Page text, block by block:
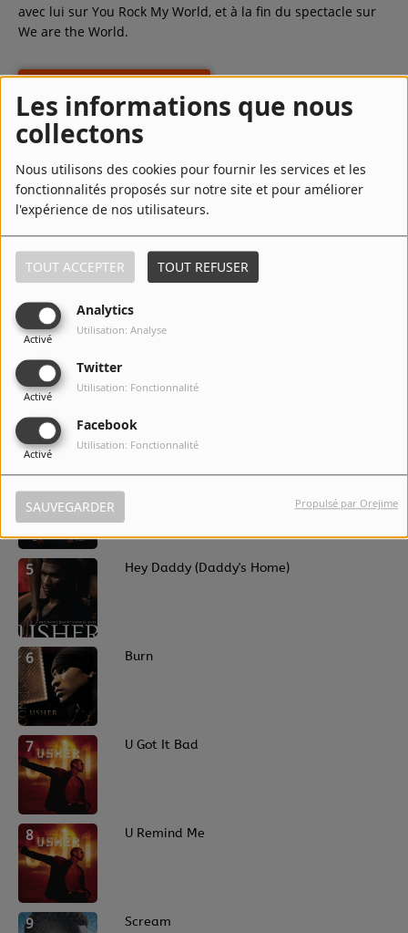
Les informations que nous
collectons
Nous utilisons des cookies pour fournir les services et les
fonctionnalités proposés sur notre site et pour améliorer
l'expérience de nos utilisateurs.
TOUT ACCEPTER TOUT REFUSER
Analytics
Activé
Utilisation: Analyse
Twitter
Activé
Utilisation: Fonctionnalité
Facebook
Activé
Utilisation: Fonctionnalité
SAUVEGARDER Propulsé par Orejime
avec lui sur You Rock My World, et à la fin du spectacle sur
We are the World.
Top Titres
1 Yeah! (feat. Lil Jon & Ludacris)
2
3 My Boo
4 OMG (feat. will.i.am)
5 Hey Daddy (Daddy's Home)
6 Burn
7 U Got It Bad
8 U Remind Me
9 Scream